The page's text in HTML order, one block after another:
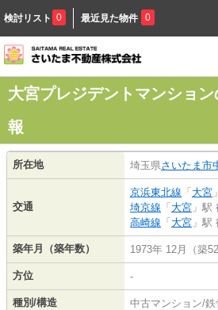
検討リスト 0 最近見た物件 0
大宮プレジデントマンショ
報
所在地 埼玉県さいたま市
交通
京浜東北線 「 大宮
埼京線 「 大宮 」駅
高崎線 「 大宮 」駅
築年月（築年数） 1973年 12月（築52
方位 -
種別/構造 中古マンション/